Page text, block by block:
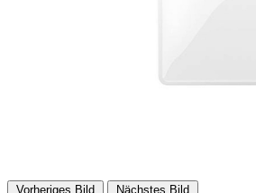
Vorheriges Bild Nächstes Bild